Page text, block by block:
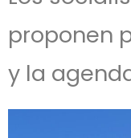
proponen
y la